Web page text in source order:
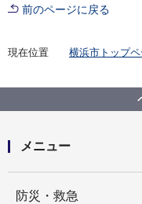
前のページに戻る
現在位置 横浜市トップペ
いじめ防止市
じめ防止啓発
メニュー
防災・救急